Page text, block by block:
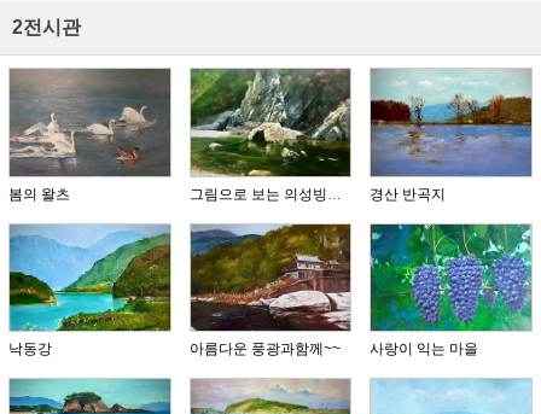
2전시관
봄의 왈츠 경산 반곡지
낙동강 아름다운 풍광과함께~~ 사랑이 익는 마을